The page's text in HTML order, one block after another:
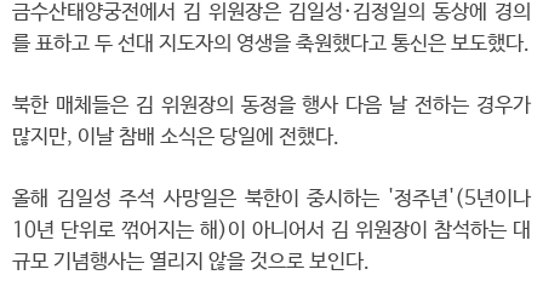
금수산태양궁전에서 김 위원장은 김일성·김정일의 동상에 경의
를 표하고 두 선대 지도자의 영생을 축원했다고 통신은 보도했다.
북한 매체들은 김 위원장의 동정을 행사 다음 날 전하는 경우가
많지만, 이날 참배 소식은 당일에 전했다.
올해 김일성 주석 사망일은 북한이 중시하는 '정주년'(5년이나
10년 단위로 꺾어지는 해)이 아니어서 김 위원장이 참석하는 대
규모 기념행사는 열리지 않을 것으로 보인다.